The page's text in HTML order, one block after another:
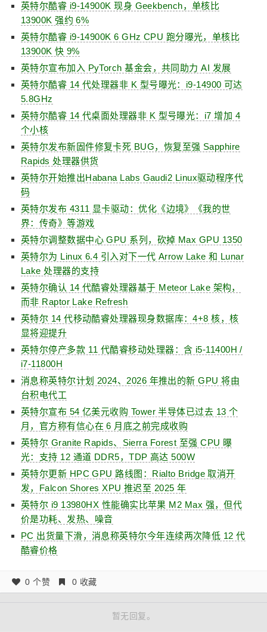
英特尔酷睿 i9-14900K 现身 Geekbench，单核比
13900K 强约 6%
英特尔酷睿 i9-14900K 6 GHz CPU 跑分曝光，单核比
13900K 快 9%
英特尔宣布加入 PyTorch 基金会，共同助力 AI 发展
英特尔酷睿 14 代处理器非 K 型号曝光：i9-14900 可达
5.8GHz
英特尔酷睿 14 代桌面处理器非 K 型号曝光：i7 增加 4
个小核
英特尔发布新固件修复卡死 BUG，恢复至强 Sapphire
Rapids 处理器供货
英特尔开始推出Habana Labs Gaudi2 Linux驱动程序代
码
英特尔发布 4311 显卡驱动：优化《边境》《我的世
界：传奇》等游戏
英特尔调整数据中心 GPU 系列，砍掉 Max GPU 1350
英特尔为 Linux 6.4 引入对下一代 Arrow Lake 和 Lunar
Lake 处理器的支持
英特尔确认 14 代酷睿处理器基于 Meteor Lake 架构，
而非 Raptor Lake Refresh
英特尔 14 代移动酷睿处理器现身数据库：4+8 核，核
显将迎提升
英特尔停产多款 11 代酷睿移动处理器：含 i5-11400H /
i7-11800H
消息称英特尔计划 2024、2026 年推出的新 GPU 将由
台积电代工
英特尔宣布 54 亿美元收购 Tower 半导体已过去 13 个
月，官方称有信心在 6 月底之前完成收购
英特尔 Granite Rapids、Sierra Forest 至强 CPU 曝
光：支持 12 通道 DDR5，TDP 高达 500W
英特尔更新 HPC GPU 路线图：Rialto Bridge 取消开
发，Falcon Shores XPU 推迟至 2025 年
英特尔 i9 13980HX 性能确实比苹果 M2 Max 强，但代
价是功耗、发热、噪音
PC 出货量下滑，消息称英特尔今年连续两次降低 12 代
酷睿价格
0 个赞 0 收藏
暂无回复。